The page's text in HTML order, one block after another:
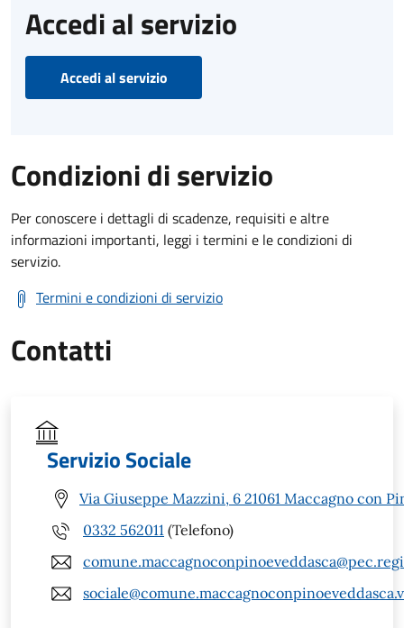
Accedi al servizio
Accedi al servizio
Condizioni di servizio
Per conoscere i dettagli di scadenze, requisiti e altre
informazioni importanti, leggi i termini e le condizioni di
servizio.
Termini e condizioni di servizio
Contatti
Servizio Sociale
Via Giuseppe Mazzini, 6 21061 Maccagno con
0332 562011 (Telefono)